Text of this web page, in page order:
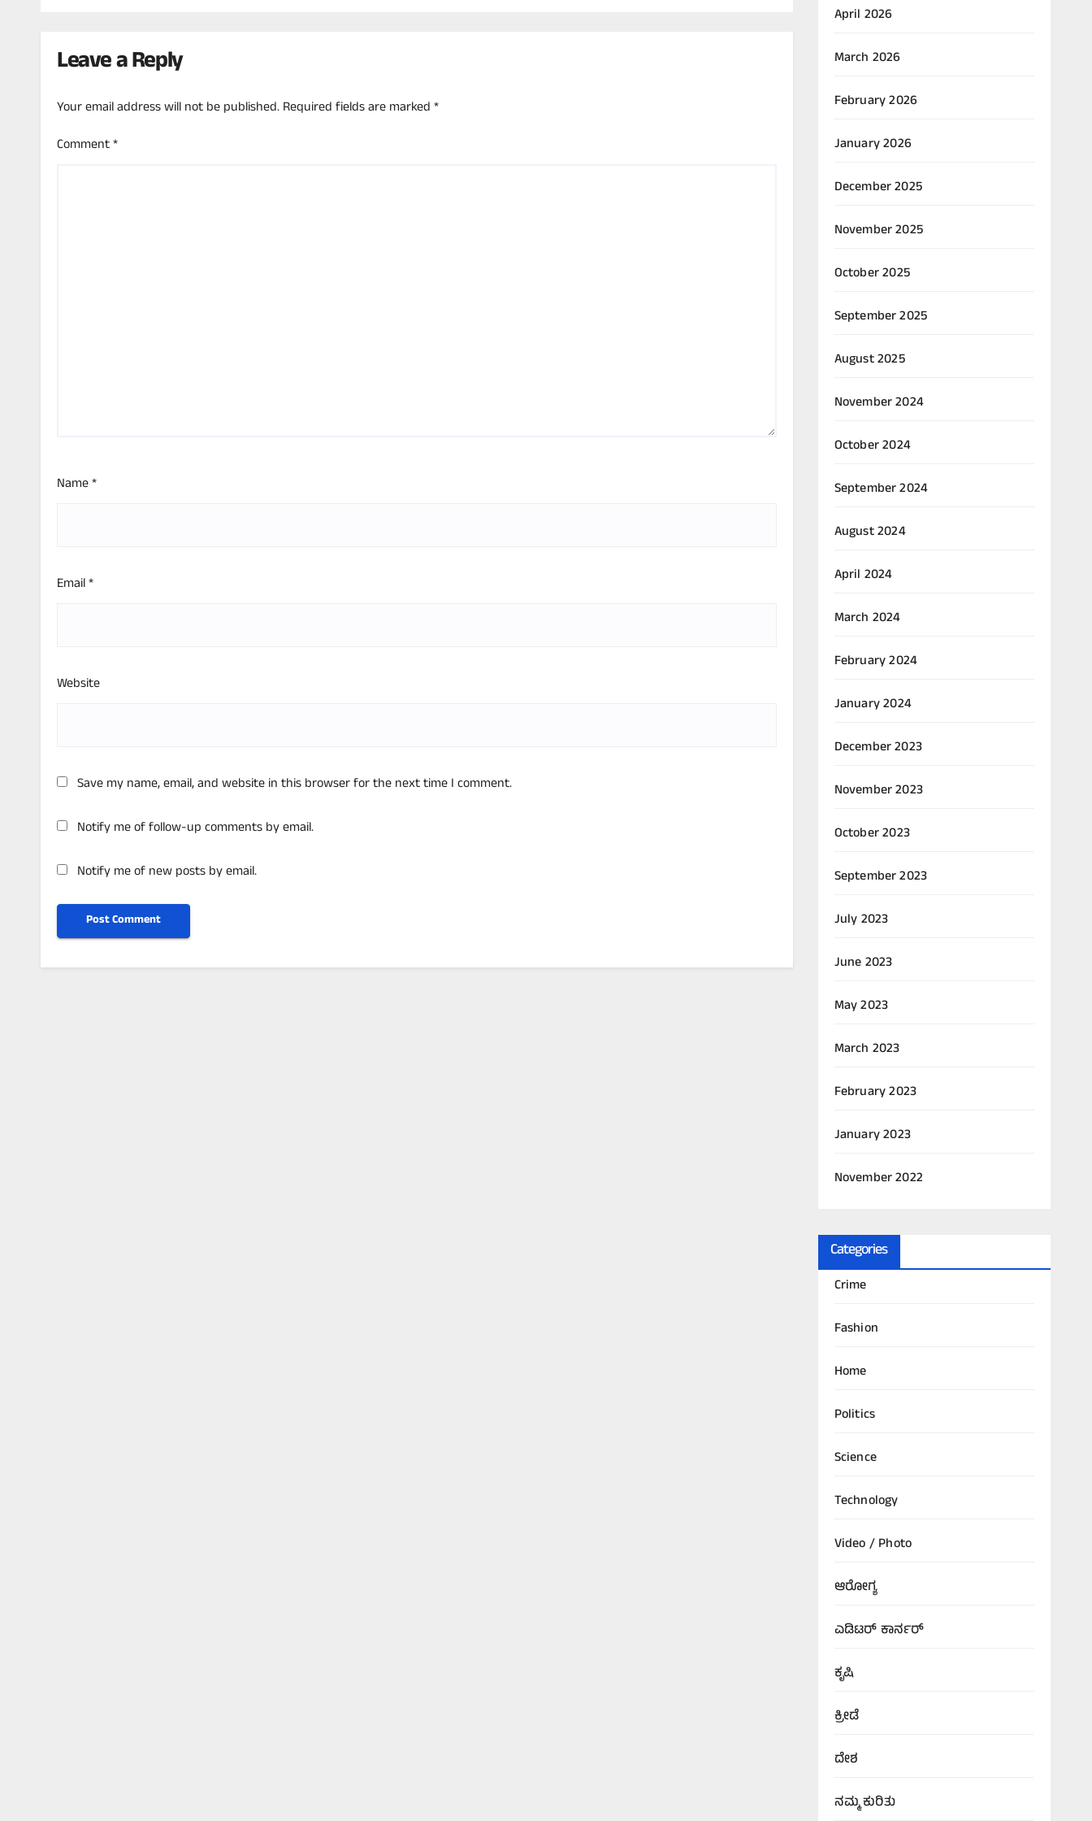
Leave a Reply
Your email address will not be published.Required fields are marked*
Comment*
Name*
Email*
Website
Save my name, email, and website in this browser for the next time I comment.
Notify me of follow-up comments by email.
Notify me of new posts by email.
April 2026
March 2026
February 2026
January 2026
December 2025
November 2025
October 2025
September 2025
August 2025
November 2024
October 2024
September 2024
August 2024
April 2024
March 2024
February 2024
January 2024
December 2023
November 2023
October 2023
September 2023
July 2023
June 2023
May 2023
March 2023
February 2023
January 2023
November 2022
Categories
Crime
Fashion
Home
Politics
Science
Technology
Video / Photo
ಆರೋಗ್ಯ
ಎಡಿಟರ್‌ ಕಾರ್ನರ್
ಕೃಷಿ
ಕ್ರೀಡೆ
ದೇಶ
ನಮ್ಮ ಕುರಿತು